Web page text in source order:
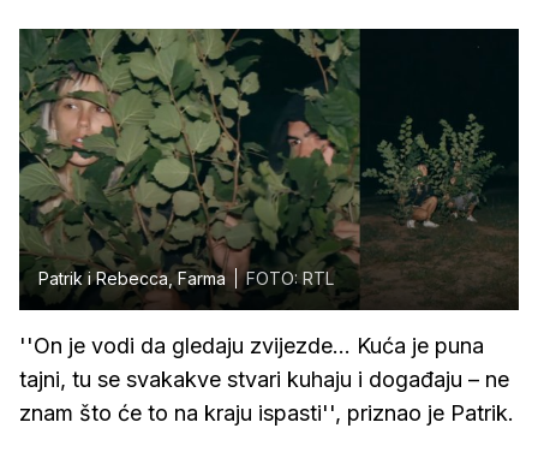
Patrik i Rebecca, Farma FOTO: RTL
''On je vodi da gledaju zvijezde... Kuća je puna
tajni, tu se svakakve stvari kuhaju i događaju – ne
znam što će to na kraju ispasti'', priznao je Patrik.